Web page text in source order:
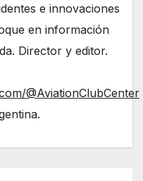
e innovaciones
en información
Director y editor.
@AviationClubCenter